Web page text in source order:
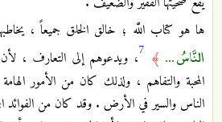
ها هو كتاب اللَّه ؛ خالق الخلق جميعاً ،
النَّاسُ ... ﴾ 7، ويدعوهم إلى التعارف ،
المحبة والتفاهم ، ولذلك كان من الأمور
الناس والسير في‏ الأرض . وقد كان من الفوائد